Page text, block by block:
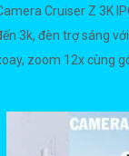
Cruiser Z 3K
3k, đèn trợ sáng
zoom 12x cùng